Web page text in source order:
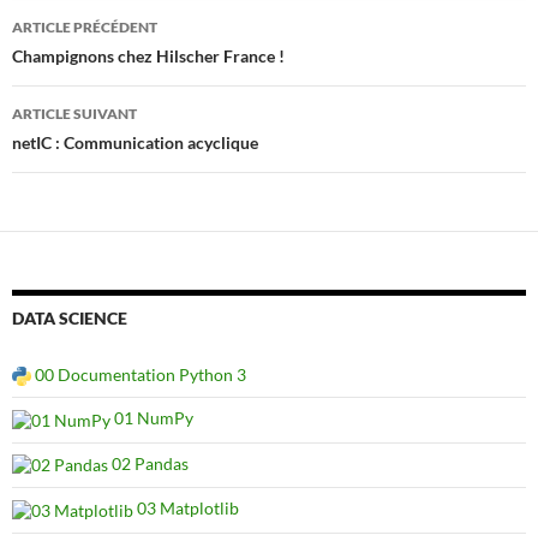
Navigation
des
articles
ARTICLE PRÉCÉDENT
Champignons chez Hilscher France !
ARTICLE SUIVANT
netIC : Communication acyclique
DATA SCIENCE
00 Documentation Python 3
01 NumPy
02 Pandas
03 Matplotlib